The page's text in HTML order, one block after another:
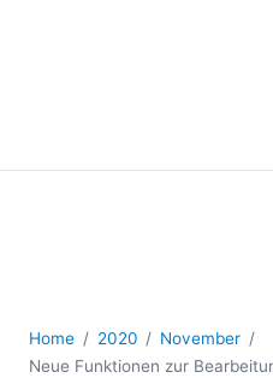
Home 2020
November
Neue Funktionen zur